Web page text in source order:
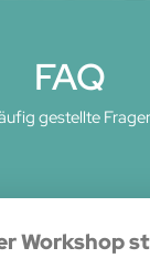
FAQ
gestellte
Workshop